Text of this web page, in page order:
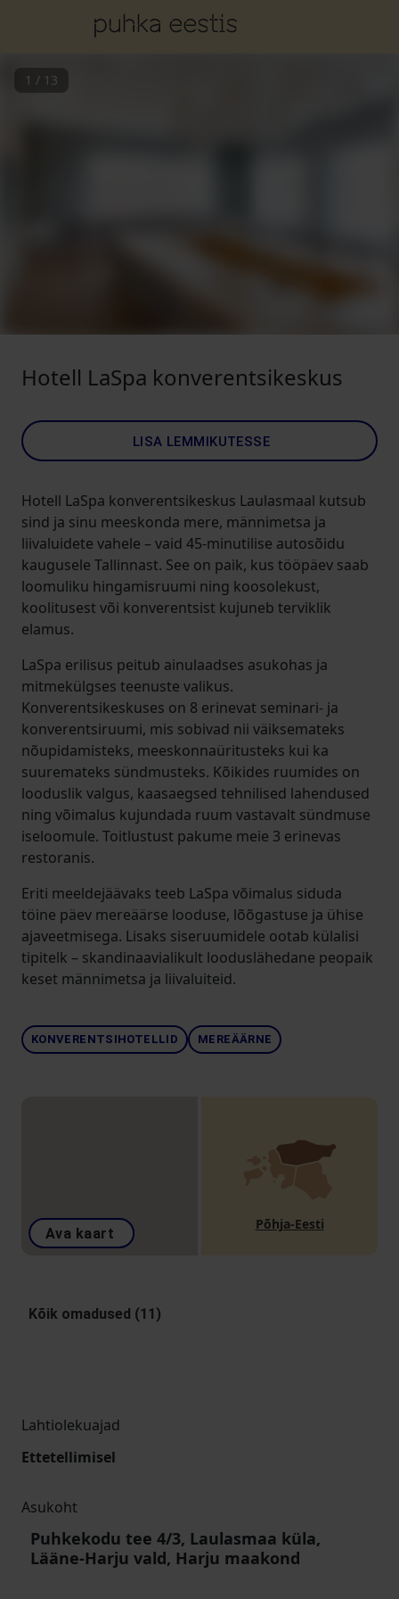
1 / 13
Hotell LaSpa konverentsikeskus
LISA LEMMIKUTESSE
Hotell LaSpa konverentsikeskus Laulasmaal kutsub
sind ja sinu meeskonda mere, männimetsa ja
liivaluidete vahele – vaid 45-minutilise autosõidu
kaugusele Tallinnast. See on paik, kus tööpäev saab
loomuliku hingamisruumi ning koosolekust,
koolitusest või konverentsist kujuneb terviklik
elamus.
LaSpa erilisus peitub ainulaadses asukohas ja
mitmekülgses teenuste valikus.
Konverentsikeskuses on 8 erinevat seminari- ja
konverentsiruumi, mis sobivad nii väiksemateks
nõupidamisteks, meeskonnaüritusteks kui ka
suuremateks sündmusteks. Kõikides ruumides on
looduslik valgus, kaasaegsed tehnilised lahendused
ning võimalus kujundada ruum vastavalt sündmuse
iseloomule. Toitlustust pakume meie 3 erinevas
restoranis.
Eriti meeldejäävaks teeb LaSpa võimalus siduda
töine päev mereäärse looduse, lõõgastuse ja ühise
ajaveetmisega. Lisaks siseruumidele ootab külalisi
tipitelk – skandinaavialikult looduslähedane peopaik
keset männimetsa ja liivaluiteid.
KONVERENTSIHOTELLID MEREÄÄRNE
Ava kaart
Põhja-Eesti
Kõik omadused (11)
Lahtiolekuajad
Ettetellimisel
Asukoht
Puhkekodu tee 4/3, Laulasmaa küla,
Lääne-Harju vald, Harju maakond